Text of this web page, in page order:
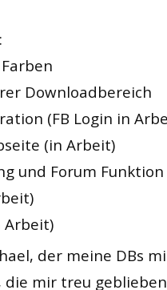
Downloadbereich
(FB Login in
(in Arbeit)
und Forum Funktion
Arbeit)
der meine DBs
die mir treu